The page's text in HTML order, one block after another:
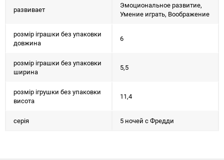
развивает
Эмоциональное развитие,
Умение играть, Воображение
розмір іграшки без упаковки
довжина
6
розмір іграшки без упаковки
ширина
5,5
розмір ігрушки без упаковки
висота
11,4
серія 5 ночей с Фредди